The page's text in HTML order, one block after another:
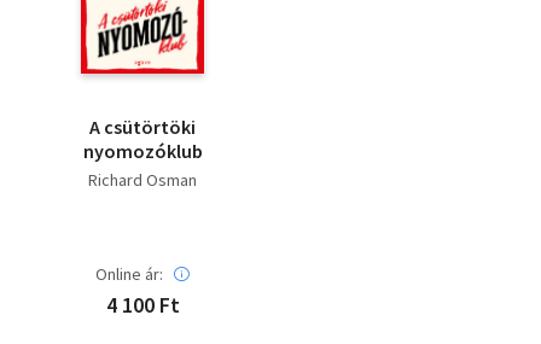
A csütörtöki
nyomozóklub
Richard Osman
Online ár:
4 100 Ft